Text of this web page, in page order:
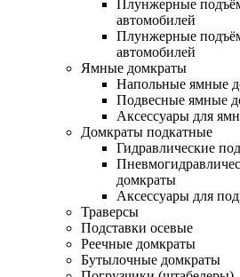
Плунжерные
автомобилей
Плунжерные
автомобилей
Ямные домкраты
Напольные ямные
Подвесные ямные
Аксессуары для
Домкраты подкатные
Гидравлические
домкраты
Аксессуары для
Траверсы
Подставки осевые
Реечные домкраты
Бутылочные домкраты